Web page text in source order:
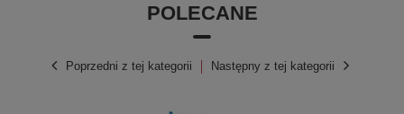
POLECANE
Poprzedni z tej kategorii Następny z tej kategorii